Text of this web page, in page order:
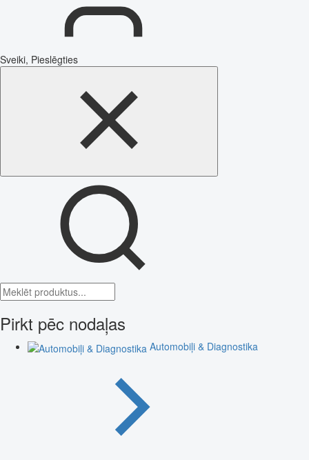
Sveiki, Pieslēgties
Pirkt pēc nodaļas
Automobiļi & Diagnostika